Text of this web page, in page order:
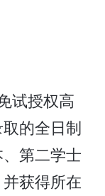
试授权高
的全日制
第二学士
获得所在